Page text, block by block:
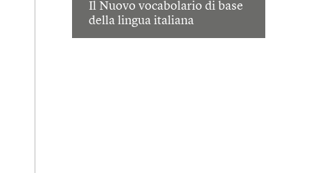
Il Nuovo vocabolario di base
della lingua italiana